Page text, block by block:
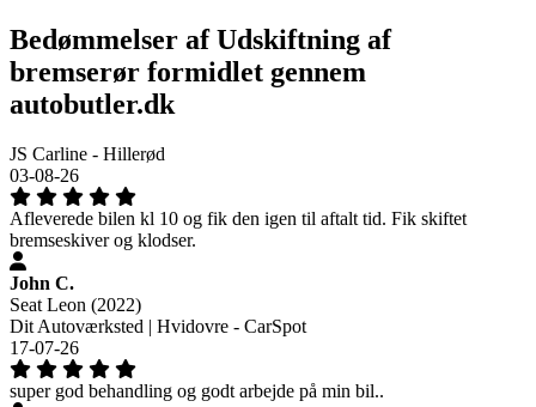
Bedømmelser af Udskiftning af
bremserør formidlet gennem
autobutler.dk
JS Carline - Hillerød
03-08-26
Afleverede bilen kl 10 og fik den igen til aftalt tid. Fik skiftet
bremseskiver og klodser.
John C.
Seat Leon (2022)
Dit Autoværksted | Hvidovre - CarSpot
17-07-26
super god behandling og godt arbejde på min bil..